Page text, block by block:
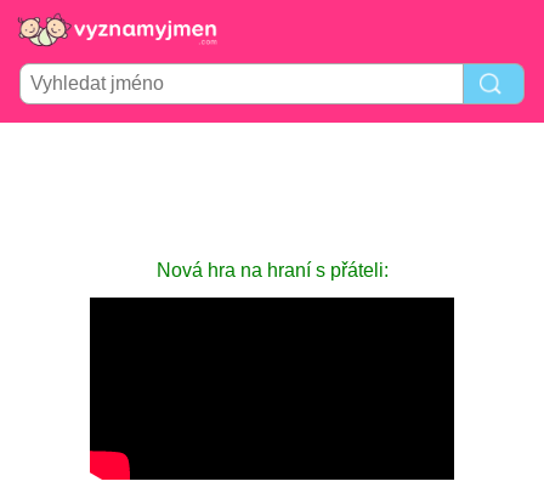
Nová hra na hraní s přáteli: